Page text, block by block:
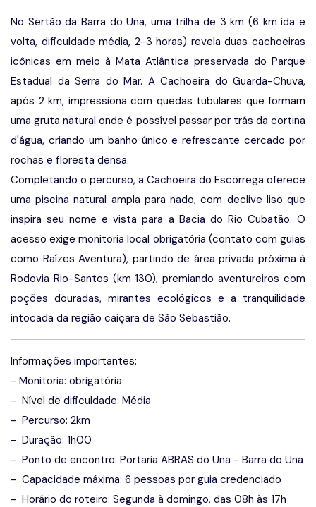
No Sertão da Barra do Una, uma trilha de 3 km (6 km ida e
volta, dificuldade média, 2-3 horas) revela duas cachoeiras
icônicas em meio à Mata Atlântica preservada do Parque
Estadual da Serra do Mar. A Cachoeira do Guarda-Chuva,
após 2 km, impressiona com quedas tubulares que formam
uma gruta natural onde é possível passar por trás da cortina
d'água, criando um banho único e refrescante cercado por
rochas e floresta densa.
Completando o percurso, a Cachoeira do Escorrega oferece
uma piscina natural ampla para nado, com declive liso que
inspira seu nome e vista para a Bacia do Rio Cubatão. O
acesso exige monitoria local obrigatória (contato com guias
como Raízes Aventura), partindo de área privada próxima à
Rodovia Rio-Santos (km 130), premiando aventureiros com
poções douradas, mirantes ecológicos e a tranquilidade
intocada da região caiçara de São Sebastião.
Informações importantes:
- Monitoria: obrigatória
- Nível de dificuldade: Média
- Percurso: 2km
- Duração: 1h00
- Ponto de encontro: Portaria ABRAS do Una - Barra do Una
- Capacidade máxima: 6 pessoas por guia credenciado
- Horário do roteiro: Segunda à domingo, das 08h às 17h